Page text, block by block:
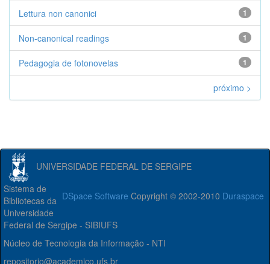
1
Lettura non canonici
1
Non-canonical readings
1
Pedagogia de fotonovelas
próximo >
UNIVERSIDADE FEDERAL DE SERGIPE
DSpace Software Copyright © 2002-2010 Duraspace
Sistema de
Bibliotecas da
Universidade
Federal de Sergipe - SIBIUFS
Núcleo de Tecnologia da Informação - NTI
repositorio@academico.ufs.br